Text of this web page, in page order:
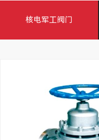
核电军工阀门